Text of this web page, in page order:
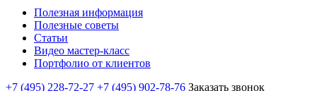
Полезная информация
Полезные советы
Статьи
Видео мастер-класс
Портфолио от клиентов
+7 (495) 228-72-27 +7 (495) 902-78-76 Заказать звонок